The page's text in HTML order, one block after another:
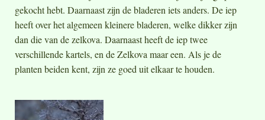
gekocht hebt. Daarnaast zijn de bladeren iets anders. De iep
heeft over het algemeen kleinere bladeren, welke dikker zijn
dan die van de zelkova. Daarnaast heeft de iep twee
verschillende kartels, en de Zelkova maar een. Als je de
planten beiden kent, zijn ze goed uit elkaar te houden.